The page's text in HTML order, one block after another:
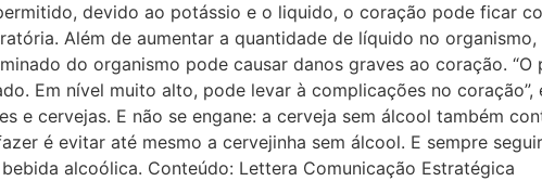
devido ao potássio e o liquido, o coração pode ficar
Além de aumentar a quantidade de líquido no
do organismo pode causar danos graves ao coração.
Em nível muito alto, pode levar à complicações no
e cervejas. E não se engane: a cerveja sem álcool também
é evitar até mesmo a cervejinha sem álcool. E sempre
alcoólica. Conteúdo: Lettera Comunicação Estratégica